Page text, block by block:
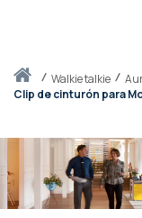
Inicio walkie talkie
Clip de cinturón para